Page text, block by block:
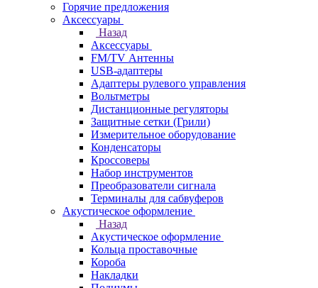
Горячие предложения
Аксессуары
Назад
Аксессуары
FM/TV Антенны
USB-адаптеры
Адаптеры рулевого управления
Вольтметры
Дистанционные регуляторы
Защитные сетки (Грили)
Измерительное оборудование
Конденсаторы
Кроссоверы
Набор инструментов
Преобразователи сигнала
Терминалы для сабвуферов
Акустическое оформление
Назад
Акустическое оформление
Кольца проставочные
Короба
Накладки